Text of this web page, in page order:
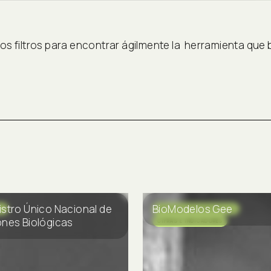
filtros para encontrar ágilmente la herramienta que
Único Nacional de
Biológicas
BioModelos Gee
INFORMACIÓN GEOGRÁFICA